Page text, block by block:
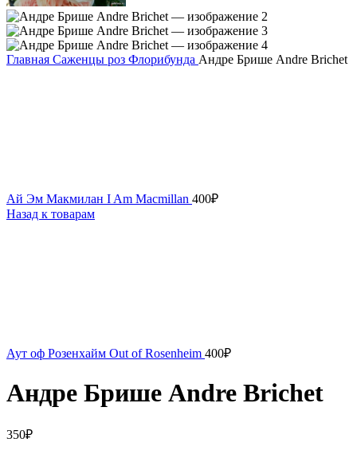
Главная Саженцы роз Флорибунда Андре Брише Andre Brichet
Ай Эм Макмилан I Am Macmillan 400₽
Назад к товарам
Аут оф Розенхайм Out of Rosenheim 400₽
Андре Брише Andre Brichet
350₽